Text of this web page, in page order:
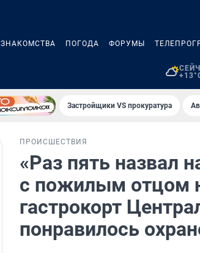
ЗНАКОМСТВА ПОГОДА ФОРУМЫ
Застройщики VS прокуратура
ПРОИСШЕСТВИЯ
«Раз пять назвал
с пожилым отцом
гастрокорт
понравилось